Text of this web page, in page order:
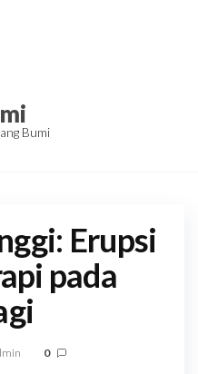
Bumi
Erupsi
pada
0